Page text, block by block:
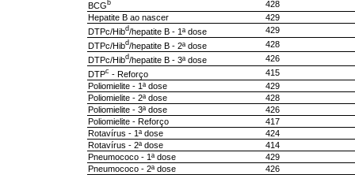
BCG b
428
Hepatite B ao nascer
429
DTPc/Hibd/hepatite B - 1ª dose
429
DTPc/Hibd/hepatite B - 2ª dose
428
DTPc/Hibd/hepatite B - 3ª dose
426
DTPc - Reforço
415
Poliomielite - 1ª dose
429
Poliomielite - 2ª dose
428
Poliomielite - 3ª dose
426
Poliomielite - Reforço
417
Rotavírus - 1ª dose
424
Rotavírus - 2ª dose
414
Pneumococo - 1ª dose
429
Pneumococo - 2ª dose
426